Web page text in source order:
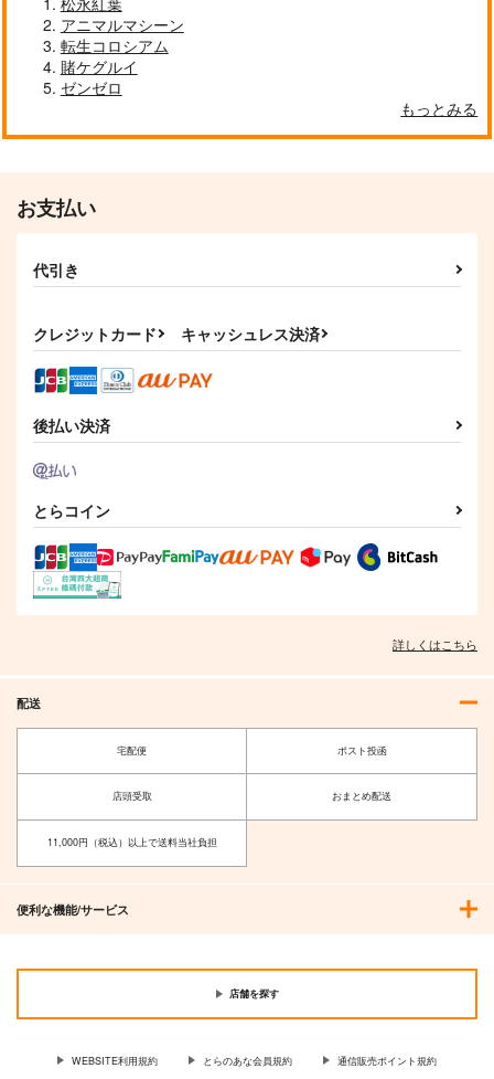
アニマルマシーン
転生コロシアム
賭ケグルイ
ゼンゼロ
もっとみる
お支払い
代引き
クレジットカード キャッシュレス決済
後払い決済
とらコイン
詳しくはこちら
配送
宅配便 ポスト投函
店頭受取 おまとめ配送
11,000円（税込）以上で送料当社負担
便利な機能/サービス
店舗を探す
WEBSITE利用規約 とらのあな会員規約 通信販売ポイント規約